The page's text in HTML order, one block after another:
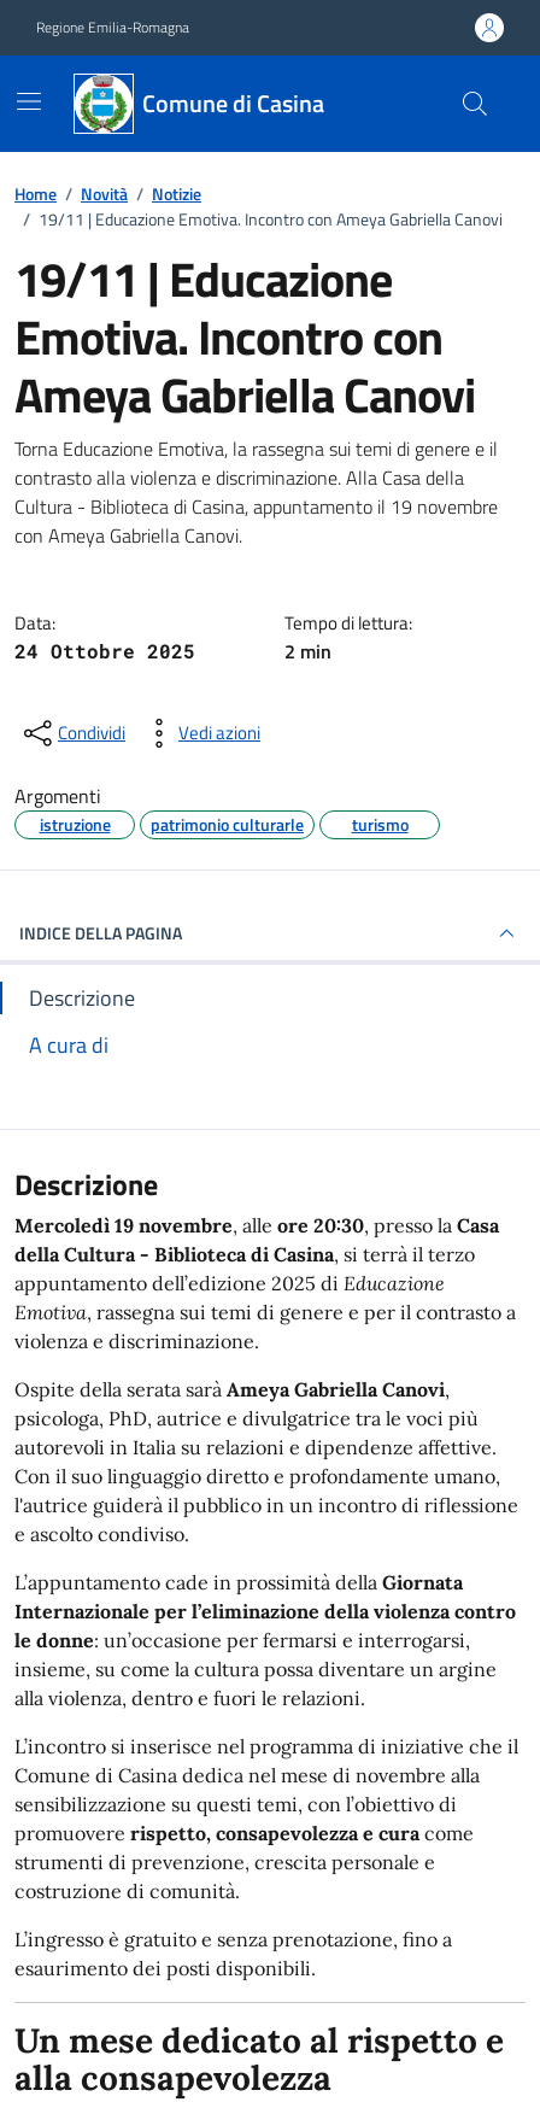
Regione Emilia-Romagna
Comune di Casina
Home / Novità / Notizie
/ 19/11 | Educazione Emotiva. Incontro con Ameya Gabriella Canovi
19/11 | Educazione
Emotiva. Incontro con
Ameya Gabriella Canovi
Dettagli della notizia
Torna Educazione Emotiva, la rassegna sui temi di genere e il
contrasto alla violenza e discriminazione. Alla Casa della
Cultura - Biblioteca di Casina, appuntamento il 19 novembre
con Ameya Gabriella Canovi.
Data:
24 Ottobre 2025
Tempo di lettura:
2 min
Condividi Vedi azioni
Argomenti
istruzione patrimonio culturarle turismo
INDICE DELLA PAGINA
Descrizione
A cura di
Descrizione
Mercoledì 19 novembre, alle ore 20:30, presso la Casa
della Cultura - Biblioteca di Casina, si terrà il terzo
appuntamento dell’edizione 2025 di Educazione
Emotiva, rassegna sui temi di genere e per il contrasto a
violenza e discriminazione.
Ospite della serata sarà Ameya Gabriella Canovi,
psicologa, PhD, autrice e divulgatrice tra le voci più
autorevoli in Italia su relazioni e dipendenze affettive.
Con il suo linguaggio diretto e profondamente umano,
l'autrice guiderà il pubblico in un incontro di riflessione
e ascolto condiviso.
L’appuntamento cade in prossimità della Giornata
Internazionale per l’eliminazione della violenza contro
le donne: un’occasione per fermarsi e interrogarsi,
insieme, su come la cultura possa diventare un argine
alla violenza, dentro e fuori le relazioni.
L’incontro si inserisce nel programma di iniziative che il
Comune di Casina dedica nel mese di novembre alla
sensibilizzazione su questi temi, con l’obiettivo di
promuovere rispetto, consapevolezza e curacome
strumenti di prevenzione, crescita personale e
costruzione di comunità.
L’ingresso è gratuito e senza prenotazione, fino a
esaurimento dei posti disponibili.
Un mese dedicato al rispetto e
alla consapevolezza